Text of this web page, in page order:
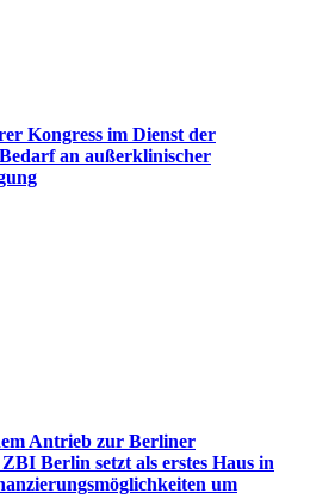
Kongress im Dienst der
an außerklinischer
Antrieb zur Berliner
Berlin setzt als erstes Haus in
um